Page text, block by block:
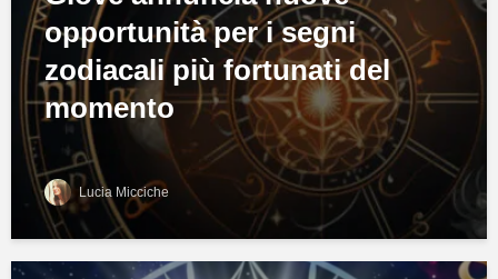
opportunità per i segni
zodiacali più fortunati del
momento
Lucia Micciche